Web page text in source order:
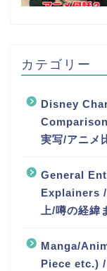
カテゴリー
Disney
実写/アニメ
General
Explainers /
上/噂の経緯
Manga/
Piece etc.) /